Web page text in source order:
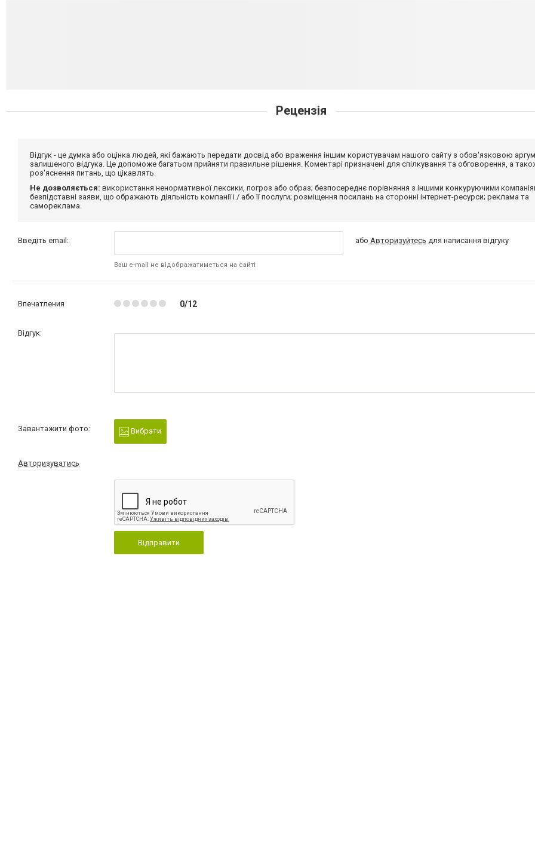
Рецензія
Відгук - це думка або оцінка людей, які бажають передати досвід або враження іншим користувачам нашого сайту з обов'язковою
залишеного відгука. Це допоможе багатьом прийняти правильне рішення. Коментарі призначені для спілкування та обговорення, а
роз'яснення питань, що цікавлять.
Не дозволяється: використання ненормативної лексики, погроз або образ; безпосереднє порівняння з іншими конкуруючими
безпідставні заяви, що ображають діяльність компанії і / або її послуги; розміщення посилань на сторонні інтернет-ресурси; реклама та
самореклама.
Введіть email:
Ваш e-mail не відображатиметься на сайті
або Авторизуйтесь для написання відгуку
Впечатления 0/12
Відгук:
Завантажити фото: Вибрати
Авторизуватись
Відправити